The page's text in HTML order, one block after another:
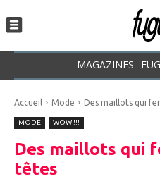
MAGAZINES
Accueil Mode Des maillots qui
MODE WOW !!!
Des maillots qui
têtes